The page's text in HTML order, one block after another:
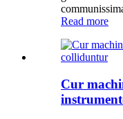
Read more
Cur